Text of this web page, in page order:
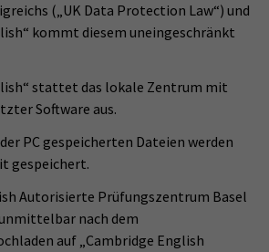
(„UK Data Protection Law“) und
kommt diesem uneingeschränkt
stattet das lokale Zentrum mit
Software aus.
PC gespeicherten Dateien werden
gespeichert.
Autorisierte Prüfungszentrum Basel
nach dem
auf „Cambridge English